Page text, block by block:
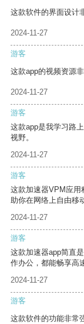
这款软件的界面设计
2024-11-27
游客
这款app的视频资源
2024-11-27
游客
这款app是我学习路
视野。
2024-11-27
游客
这款加速器VPM应用
助你在网络上自由移
2024-11-27
游客
这款加速器app简直
作办公，都能畅享高
2024-11-27
游客
这款软件的功能非常